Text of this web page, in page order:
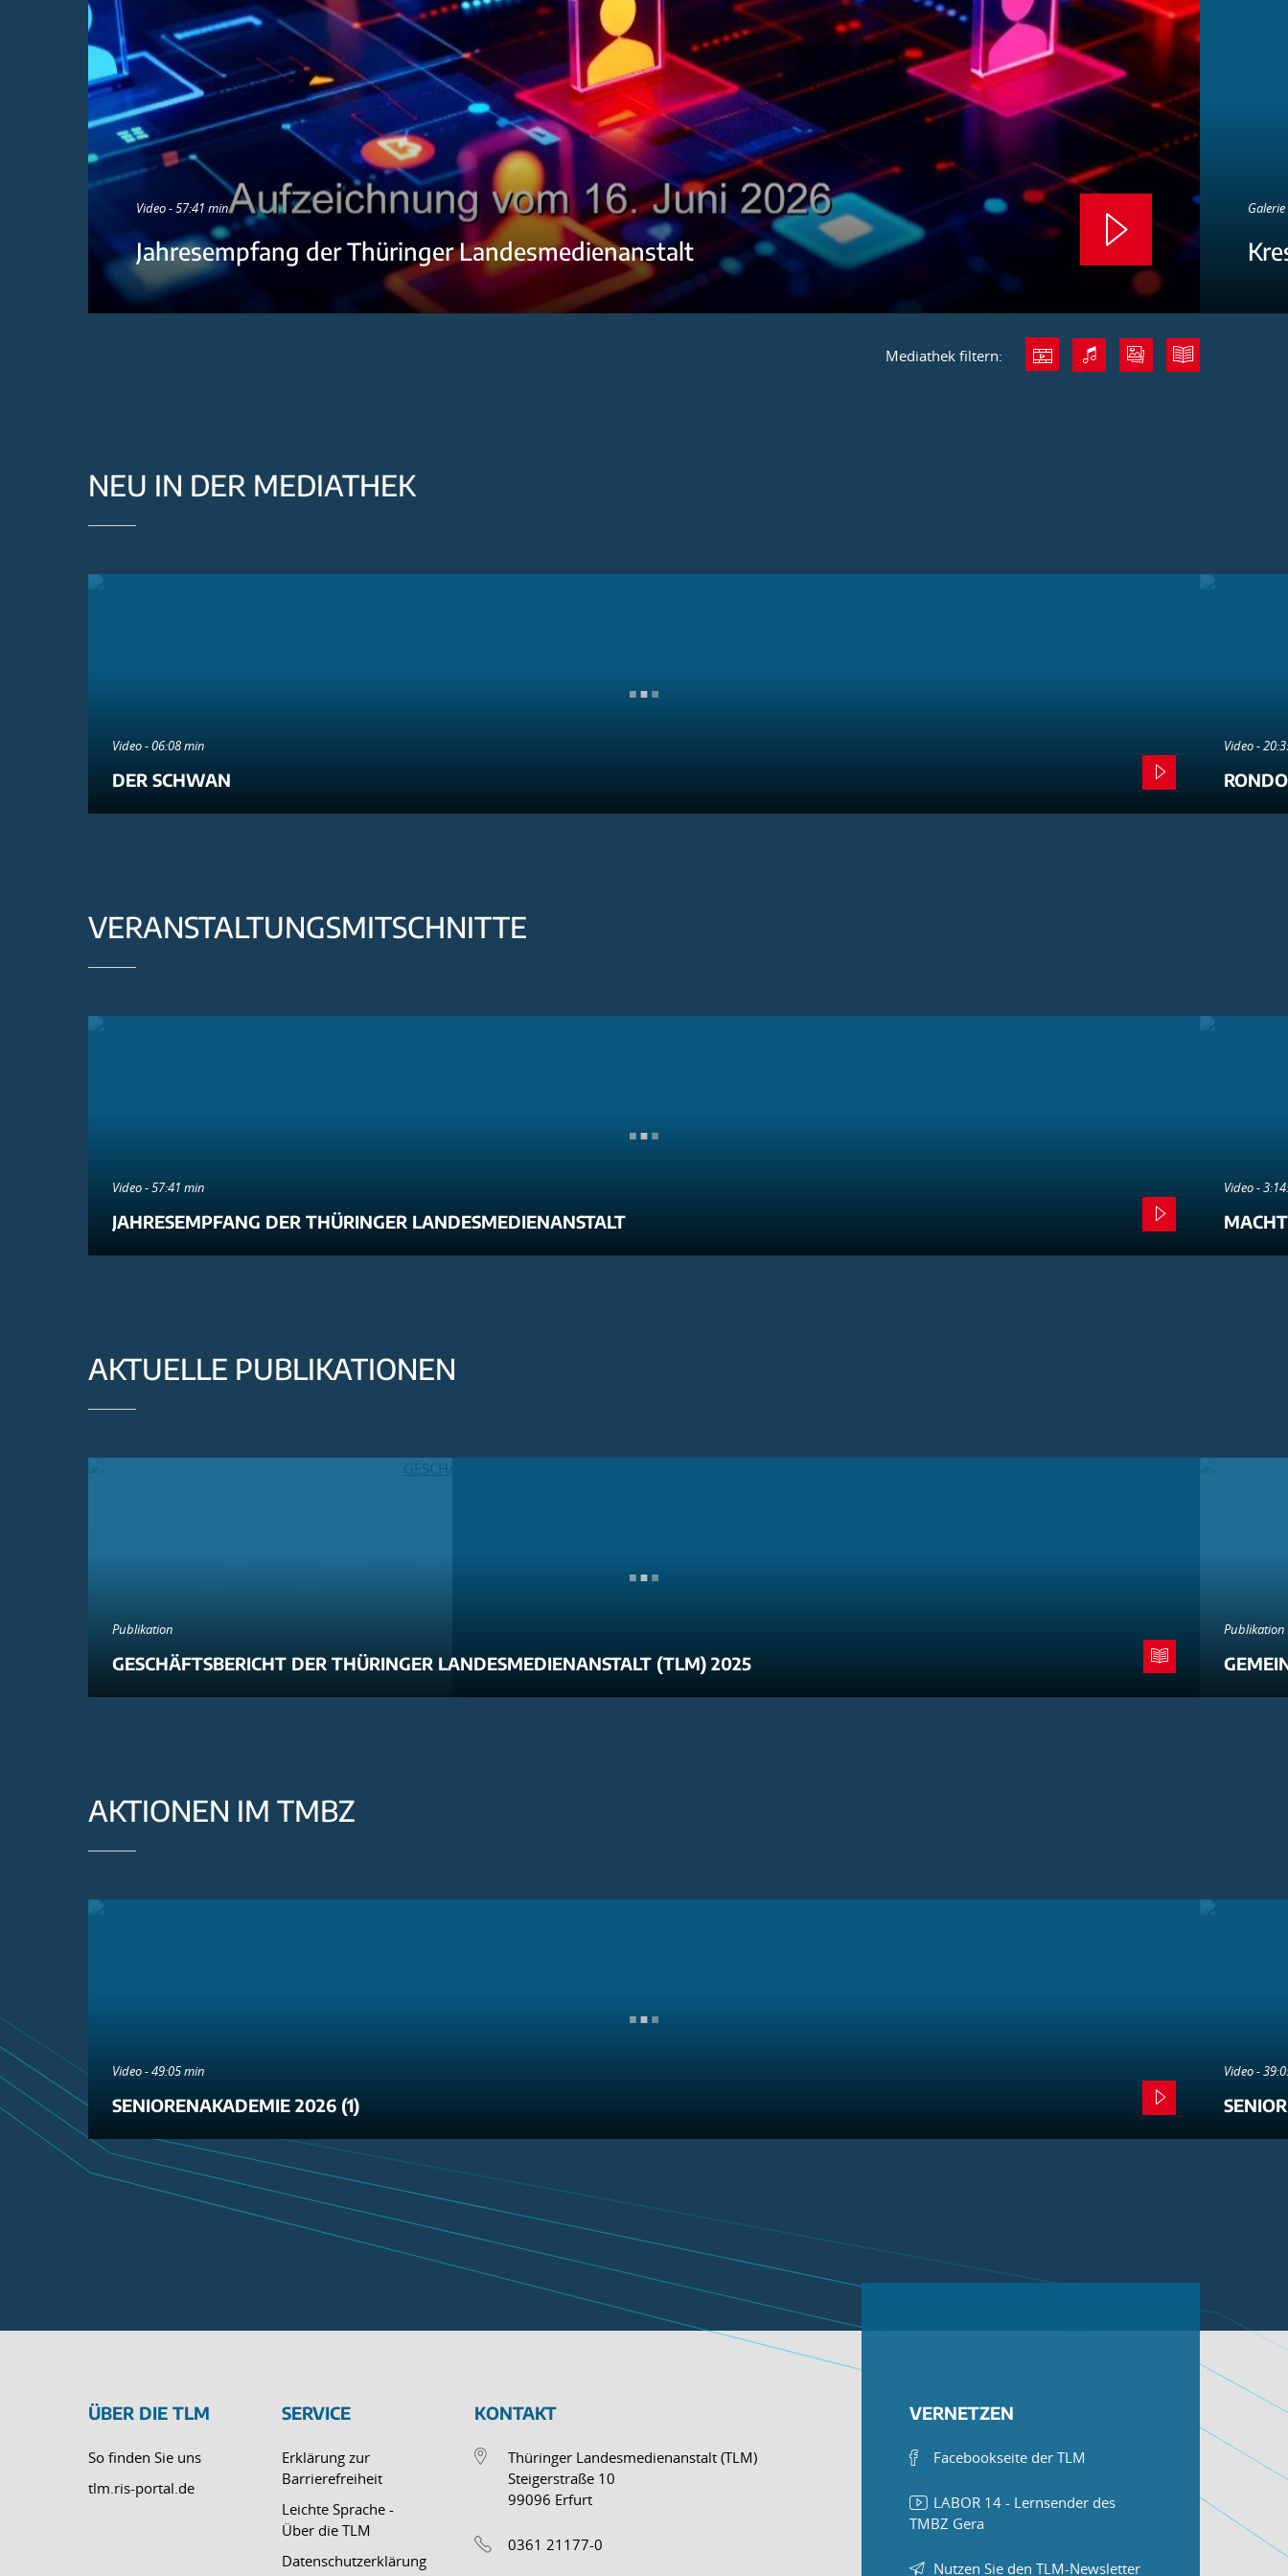
Video - 57:41 min
Jahresempfang der Thüringer Landesmedienanstalt
Mediathek filtern:
NEU IN DER MEDIATHEK
Video - 06:08 min
DER SCHWAN
Video -
VERANSTALTUNGSMITSCHNITTE
Video - 57:41 min
JAHRESEMPFANG DER THÜRINGER LANDESMEDIENANSTALT
Video -
AKTUELLE PUBLIKATIONEN
Publikation
GESCHÄFTSBERICHT DER THÜRINGER LANDESMEDIENANSTALT (TLM) 2025
Publikation
AKTIONEN IM TMBZ
Video - 49:05 min
SENIORENAKADEMIE 2026 (1)
Video -
ÜBER DIE TLM
So finden Sie uns
tlm.ris-portal.de
SERVICE
Erklärung zur
Barrierefreiheit
Leichte Sprache -
Über die TLM
Datenschutzerklärung
KONTAKT
Thüringer Landesmedienanstalt (TLM)
Steigerstraße 10
99096 Erfurt
0361 21177-0
VERNETZEN
Facebookseite der TLM
LABOR 14 - Lernsender des
TMBZ Gera
Nutzen Sie den TLM-Newsletter